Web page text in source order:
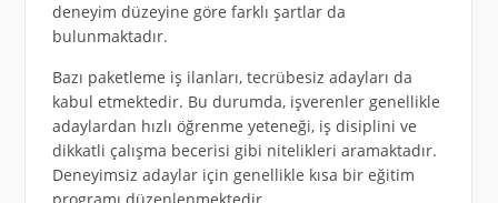
deneyim düzeyine göre farklı şartlar da
bulunmaktadır.
Bazı paketleme iş ilanları, tecrübesiz adayları da
kabul etmektedir. Bu durumda, işverenler genellikle
adaylardan hızlı öğrenme yeteneği, iş disiplini ve
dikkatli çalışma becerisi gibi nitelikleri aramaktadır.
Deneyimsiz adaylar için genellikle kısa bir eğitim